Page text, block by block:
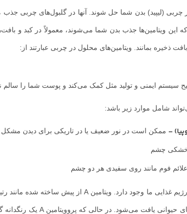
در چربی (لیپید) بدن شما حل شوند. آنها در گلبول‌های
این ویتامین‌ها جذب بدن شما می‌شوند، معمولاً در کبد و
ذخیره بمانند. ویتامین‌های محلول در چربی عبارتند از:
– ممکن است در نور ضعیف یا در تاریکی برای دیدن مشکل
چشم
علائم فوم مانند روی سفیدی هر دو چشم